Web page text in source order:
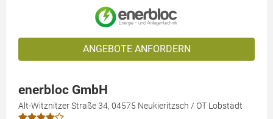
ANGEBOTE ANFORDERN
enerbloc GmbH
Alt-Witznitzer Straße 34, 04575 Neukieritzsch / OT Lobstädt